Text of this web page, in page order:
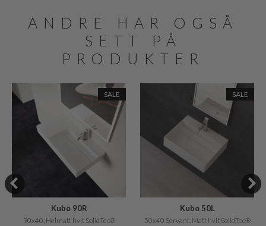
ANDRE HAR OGSÅ
SETT PÅ
PRODUKTER
SALE
Kubo 90R
90x40, Helmatt hvit SolidTec®
SALE
Kubo 50L
50x40 Servant, Matt hvit SolidTec®